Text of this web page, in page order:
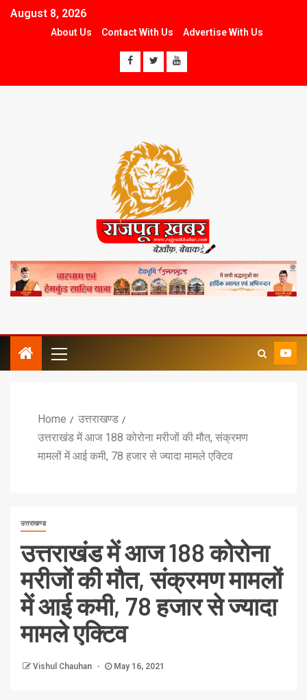
August 8, 2026
About Us Contact With Us Advertise With Us
Home
उत्तराखण्ड
उत्तराखंड में आज 188 कोरोना मरीजों की मौत, संक्रमण
मामलों में आई कमी, 78 हजार से ज्यादा मामले एक्टिव
उत्तराखण्ड
उत्तराखंड में आज 188 कोरोना
मरीजों की मौत, संक्रमण मामलों
में आई कमी, 78 हजार से ज्यादा
मामले एक्टिव
Vishul Chauhan May 16, 2021